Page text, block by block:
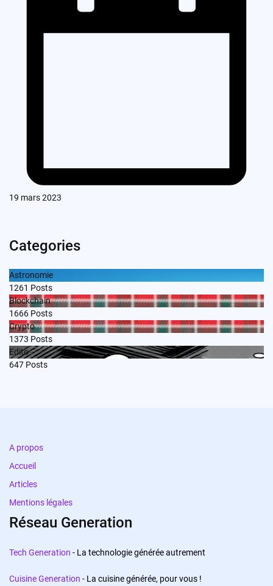
19 mars 2023
Categories
Astronomie
1261 Posts
Blockchain
1666 Posts
Crypto
1373 Posts
Edito
647 Posts
A propos
Accueil
Articles
Mentions légales
Réseau Generation
Tech Generation - La technologie générée autrement
Cuisine Generation - La cuisine générée, pour vous !